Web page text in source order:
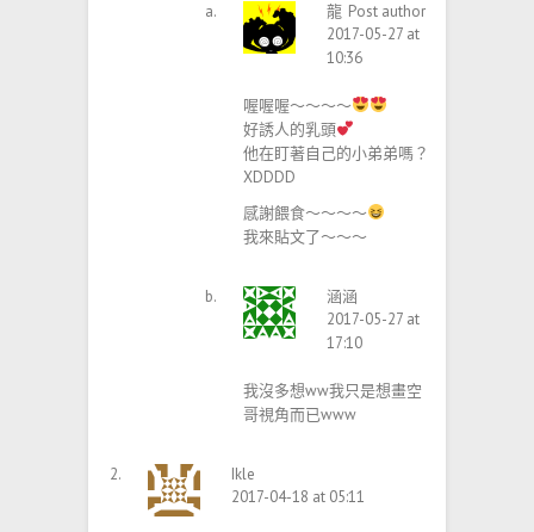
龍 Post author
2017-05-27 at
10:36
喔喔喔～～～～
好誘人的乳頭
他在盯著自己的小弟弟嗎？
XDDDD
感謝餵食～～～～
我來貼文了～～～
涵涵
2017-05-27 at
17:10
我沒多想ww我只是想畫空
哥視角而已www
Ikle
2017-04-18 at 05:11